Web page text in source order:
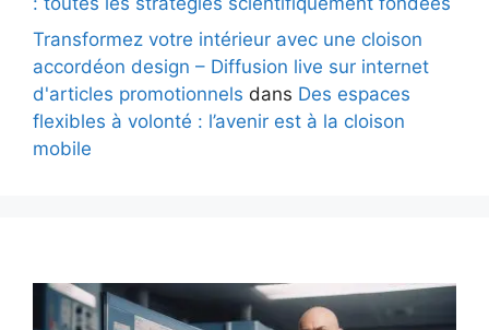
Transformez votre intérieur avec une cloison
accordéon design – Diffusion live sur internet
d'articles promotionnels dans Des espaces
flexibles à volonté : l’avenir est à la cloison
mobile